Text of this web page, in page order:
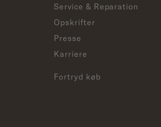
Service & Reparation
Opskrifter
Presse
Karriere
Fortryd køb